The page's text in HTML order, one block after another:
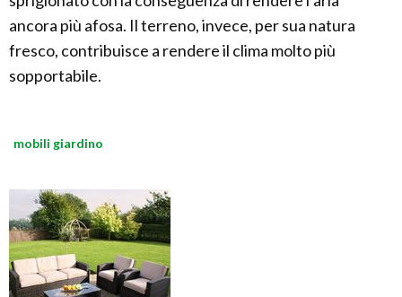
ancora più afosa. Il terreno, invece, per sua natura
fresco, contribuisce a rendere il clima molto più
sopportabile.
mobili giardino